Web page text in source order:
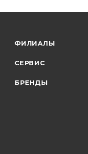
ФИЛИАЛЫ
СЕРВИС
БРЕНДЫ